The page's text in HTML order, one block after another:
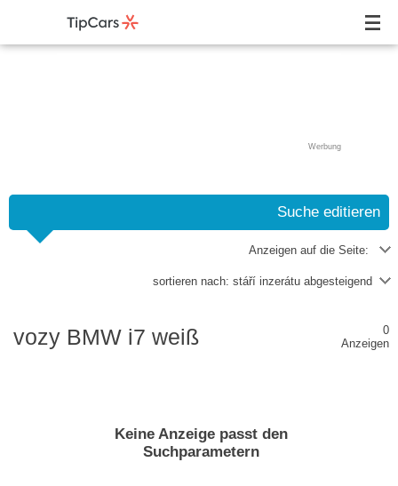
Werbung
Suche editieren
Anzeigen auf die Seite:
sortieren nach: stáří inzerátu abgesteigend
vozy BMW i7 weiß
0
Anzeigen
Keine Anzeige passt den
Suchparametern